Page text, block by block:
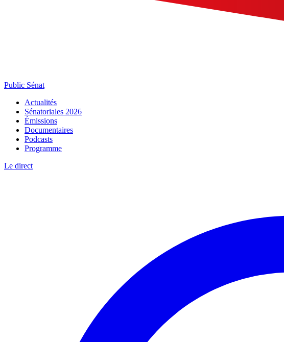
Public Sénat
Actualités
Sénatoriales 2026
Émissions
Documentaires
Podcasts
Programme
Le direct